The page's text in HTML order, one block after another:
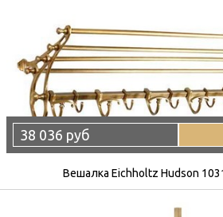
38 036 руб
Вешалка Eichholtz Hudson